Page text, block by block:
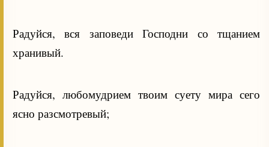
Радуйся, вся заповеди Господни со тщанием
хранивый.
Радуйся, любомудрием твоим суету мира сего
ясно разсмотревый;